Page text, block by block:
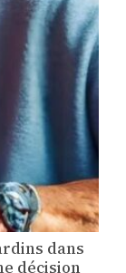
dans
décision